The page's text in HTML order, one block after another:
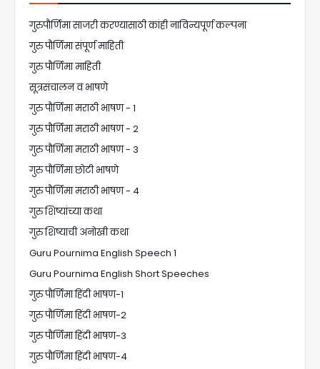
गुरुपौर्णिमा साजरी करण्यासाठी कांही नाविन्यपूर्ण कल्पना
गुरु पौर्णिमा संपूर्ण माहिती
गुरु पौर्णिमा माहिती
सूत्रसंचालन व भाषणे
गुरु पौर्णिमा मराठी भाषण - 1
गुरु पौर्णिमा मराठी भाषण - 2
गुरु पौर्णिमा मराठी भाषण - 3
गुरु पौर्णिमा छोटी भाषणे
गुरु पौर्णिमा मराठी भाषण - 4
गुरु शिष्यांच्या कथा
गुरु शिष्याची अनोखी कथा
Guru Pournima English Speech 1
Guru Pournima English Short Speeches
गुरु पौर्णिमा हिंदी भाषण-1
गुरु पौर्णिमा हिंदी भाषण-2
गुरु पौर्णिमा हिंदी भाषण-3
गुरु पौर्णिमा हिंदी भाषण-4